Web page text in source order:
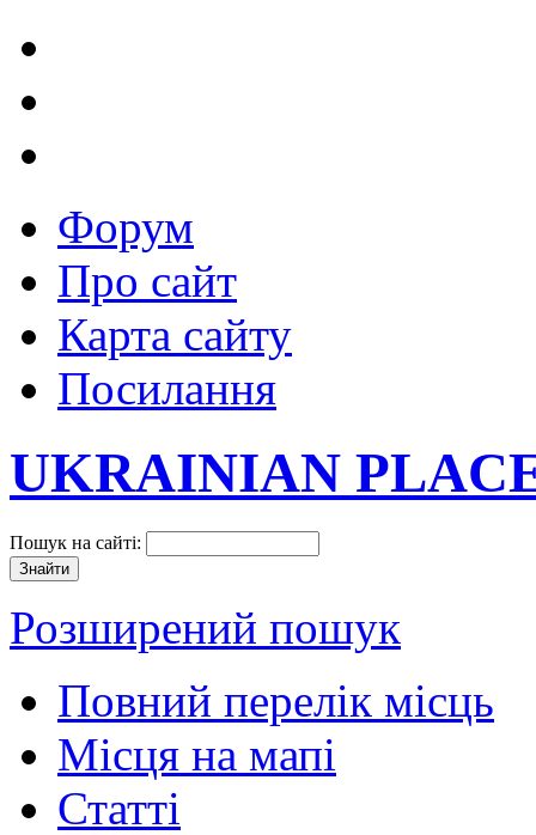
Форум
Про сайт
Карта сайту
Посилання
UKRAINIAN
Пошук на сайті:
Розширений пошук
Повний перелік місць
Місця на мапі
Статті